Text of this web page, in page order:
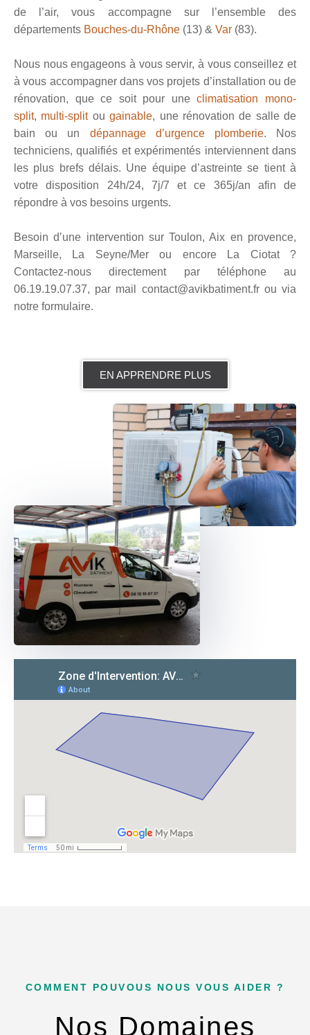
de l’air, vous accompagne sur l’ensemble des
départements Bouches-du-Rhône (13) & Var (83).
Nous nous engageons à vous servir, à vous conseillez et
à vous accompagner dans vos projets d’installation ou de
rénovation, que ce soit pour uneclimatisation mono-
split, multi-splitougainable, une rénovation de salle de
bain ou un dépannage d’urgence plomberie. Nos
techniciens, qualifiés et expérimentés interviennent dans
les plus brefs délais. Une équipe d’astreinte se tient à
votre disposition 24h/24, 7j/7 et ce 365j/an afin de
répondre à vos besoins urgents.
Besoin d’une intervention sur Toulon, Aix en provence,
Marseille, La Seyne/Mer ou encore La Ciotat ?
Contactez-nous directement par téléphone au
06.19.19.07.37, par mail contact@avikbatiment.fr ou via
notre formulaire.
EN APPRENDRE PLUS
COMMENT POUVOUS NOUS VOUS AIDER ?
Nos Domaines